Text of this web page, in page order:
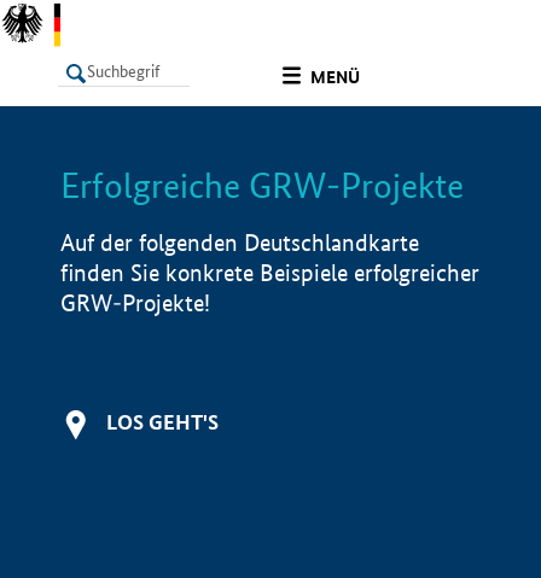
MENÜ
LISTE Info
Erfolgreiche GRW-Projekte
Auf der folgenden Deutschlandkarte
finden Sie konkrete Beispiele erfolgreicher
GRW-Projekte!
LOS GEHT'S